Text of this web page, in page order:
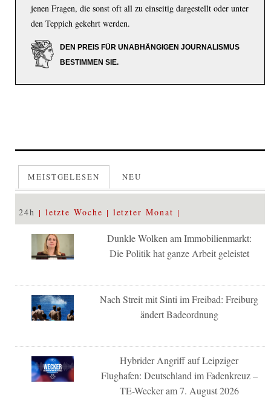
jenen Fragen, die sonst oft all zu einseitig dargestellt oder unter
den Teppich gekehrt werden.
DEN PREIS FÜR UNABHÄNGIGEN JOURNALISMUS
BESTIMMEN SIE.
MEISTGELESEN NEU
24h letzte Woche letzter Monat
Dunkle Wolken am Immobilienmarkt:
Die Politik hat ganze Arbeit geleistet
Nach Streit mit Sinti im Freibad: Freiburg
ändert Badeordnung
Hybrider Angriff auf Leipziger
Flughafen: Deutschland im Fadenkreuz –
TE-Wecker am 7. August 2026